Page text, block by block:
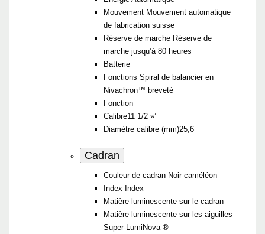
Mouvement Mouvement automatique
de fabrication suisse
Réserve de marche Réserve de
marche jusqu’à 80 heures
Batterie
Fonctions Spiral de balancier en
Nivachron™ breveté
Fonction
Calibre11 1/2 »’
Diamètre calibre (mm)25,6
Cadran
Couleur de cadran Noir caméléon
Index Index
Matière luminescente sur le cadran
Matière luminescente sur les aiguilles
Super-LumiNova ®